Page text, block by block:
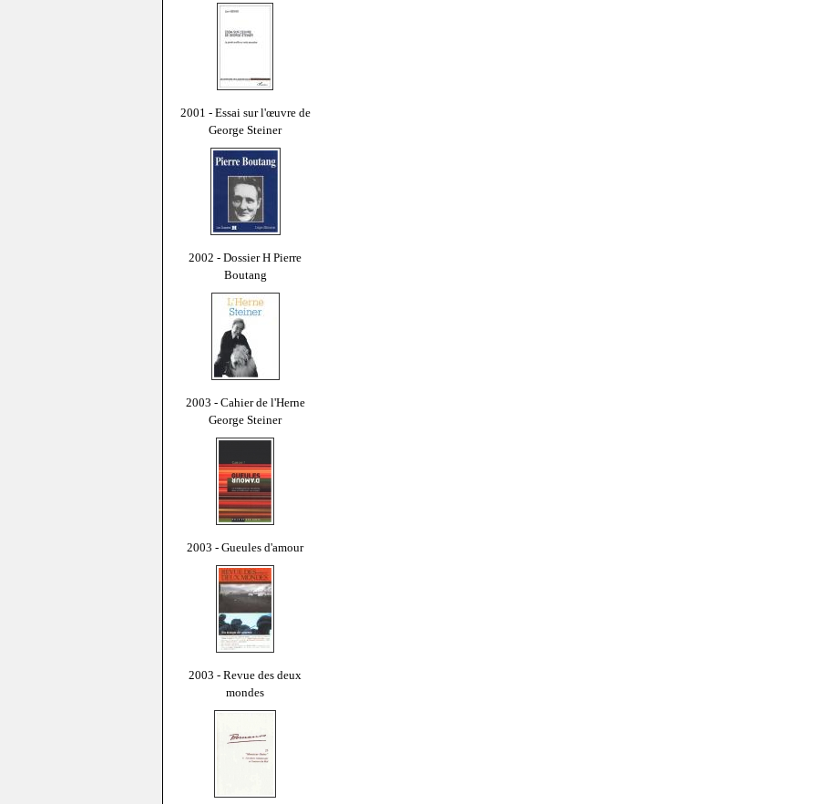
2001 - Essai sur l'œuvre de
George Steiner
2002 - Dossier H Pierre
Boutang
2003 - Cahier de l'Herne
George Steiner
2003 - Gueules d'amour
2003 - Revue des deux
mondes